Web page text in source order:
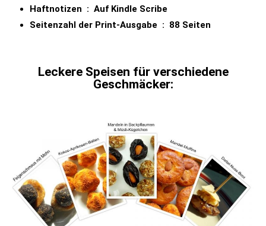
Haftnotizen ‏ : ‎ Auf Kindle Scribe
Seitenzahl der Print-Ausgabe ‏ : ‎ 88 Seiten
Leckere Speisen für verschiedene
Geschmäcker: